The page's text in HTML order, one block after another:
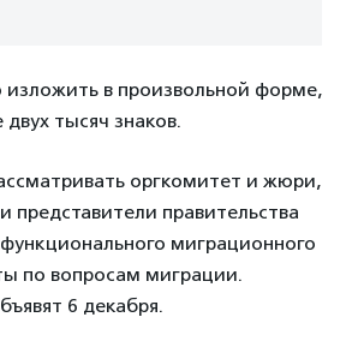
в произвольной форме,
тысяч знаков.
оргкомитет и жюри,
представители правительства
миграционного
по вопросам миграции.
6 декабря.